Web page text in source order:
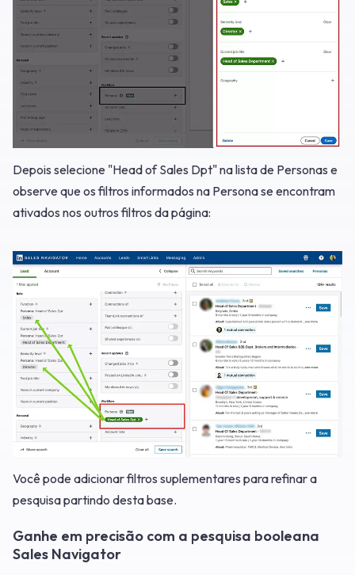
Depois selecione "Head of Sales Dpt" na lista de Personas e
observe que os filtros informados na Persona se encontram
ativados nos outros filtros da página:
Você pode adicionar filtros suplementares para refinar a
pesquisa partindo desta base.
Ganhe em precisão com a pesquisa booleana
Sales Navigator